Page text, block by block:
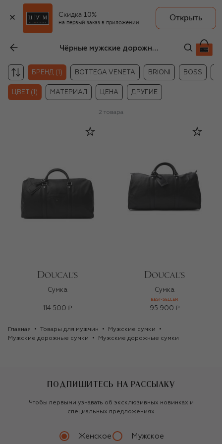
Скидка 10%
на первый заказ в приложении
Открыть
Чёрные мужские дорожные сумки через плечо Doucal's
БРЕНД (1) BOTTEGA VENETA BRIONI BOSS
ЦВЕТ (1) МАТЕРИАЛ ЦЕНА ДРУГИЕ
2 товара
Сумка
114 500 ₽
Сумка
BEST-SELLER
95 900 ₽
Главная Товары для мужчин
Мужские сумки
Мужские дорожные сумки
Мужские дорожные сумки
ПОДПИШИТЕСЬ НА РАССЫЛКУ
Чтобы первыми узнавать об эксклюзивных новинках и
специальных предложениях
Женское Мужское